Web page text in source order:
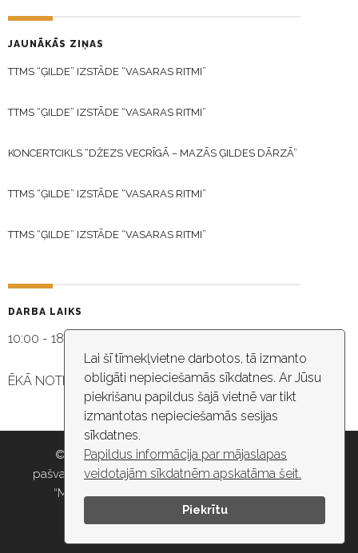
Lai šī tīmekļvietne darbotos, tā izmanto
obligāti nepieciešamās sīkdatnes. Ar Jūsu
piekrišanu papildus šajā vietnē var tikt
izmantotas nepieciešamās sesijas
sīkdatnes.
Papildus informācija par mājaslapas
veidotajām sīkdatnēm apskatāma šeit.
Piekrītu
JAUNĀKĀS ZIŅAS
TTMS “ĢILDE” IZSTĀDE “VASARAS RITMI”
TTMS “ĢILDE” IZSTĀDE “VASARAS RITMI”
KONCERTCIKLS “DŽEZS VECRĪGĀ – MAZĀS ĢILDES DĀRZĀ”
TTMS “ĢILDE” IZSTĀDE “VASARAS RITMI”
TTMS “ĢILDE” IZSTĀDE “VASARAS RITMI”
DARBA LAIKS
10:00 - 18:30
ĒKĀ NOTIEK VIDEO NOVĒROŠANA
© 2026 Rīgas pašvaldība, Rīgas valstspilsētas
pašvaldības iestāde “Kultūras un tautas mākslas centrs
“Mazā Ģilde”” , e-pasts: maza.gilde@riga.lv, tālr:
67037418